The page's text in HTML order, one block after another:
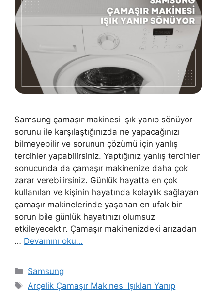
Samsung çamaşır makinesi ışık yanıp sönüyor
sorunu ile karşılaştığınızda ne yapacağınızı
bilmeyebilir ve sorunun çözümü için yanlış
tercihler yapabilirsiniz. Yaptığınız yanlış tercihler
sonucunda da çamaşır makinenize daha çok
zarar verebilirsiniz. Günlük hayatta en çok
kullanılan ve kişinin hayatında kolaylık sağlayan
çamaşır makinelerinde yaşanan en ufak bir
sorun bile günlük hayatınızı olumsuz
etkileyecektir. Çamaşır makinenizdeki arızadan
… Devamını oku…
Kategoriler
Samsung
Etiketler
Arçelik Çamaşır Makinesi Işıkları Yanıp